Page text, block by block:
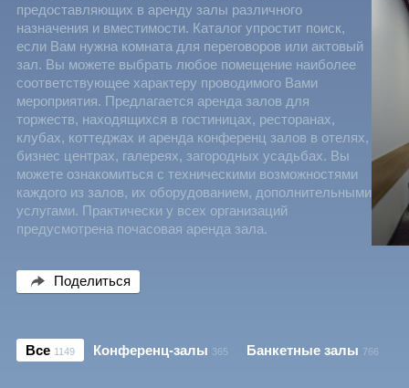
предоставляющих в аренду залы различного
назначения и вместимости. Каталог упростит поиск,
если Вам нужна комната для переговоров или актовый
зал. Вы можете выбрать любое помещение наиболее
соответствующее характеру проводимого Вами
мероприятия. Предлагается аренда залов для
торжеств, находящихся в гостиницах, ресторанах,
клубах, коттеджах и аренда конференц залов в отелях,
бизнес центрах, галереях, загородных усадьбах. Вы
можете ознакомиться с техническими возможностями
каждого из залов, их оборудованием, дополнительными
услугами. Практически у всех организаций
предусмотрена почасовая аренда зала.
Поделиться
Все 1149 Конференц-залы 365 Банкетные залы 766